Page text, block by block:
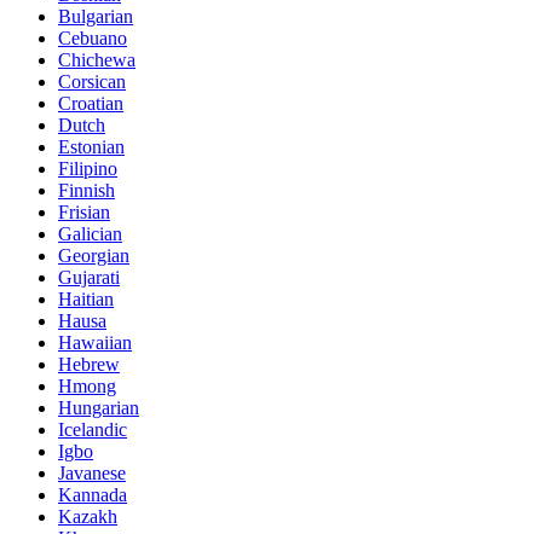
Bulgarian
Cebuano
Chichewa
Corsican
Croatian
Dutch
Estonian
Filipino
Finnish
Frisian
Galician
Georgian
Gujarati
Haitian
Hausa
Hawaiian
Hebrew
Hmong
Hungarian
Icelandic
Igbo
Javanese
Kannada
Kazakh